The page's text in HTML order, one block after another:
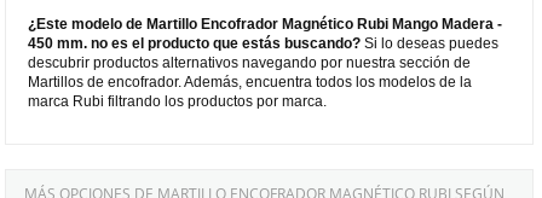
¿Este modelo de Martillo Encofrador Magnético Rubi Mango Madera -
450 mm. no es el producto que estás buscando? Si lo deseas puedes
descubrir productos alternativos navegando por nuestra sección de
Martillos de encofrador. Además, encuentra todos los modelos de la
marca Rubi filtrando los productos por marca.
MÁS OPCIONES DE MARTILLO ENCOFRADOR MAGNÉTICO RUBI SEGÚN